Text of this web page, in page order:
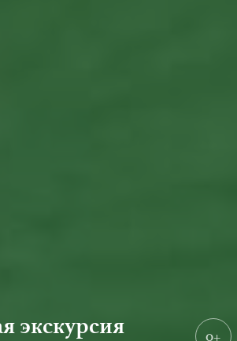
экскурсия
0+